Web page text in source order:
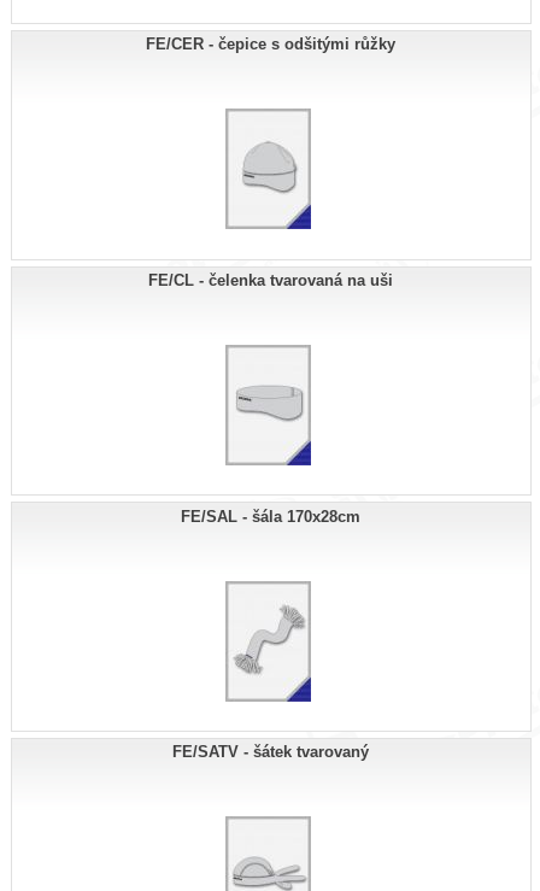
FE/CER - čepice s odšitými růžky
FE/CL - čelenka tvarovaná na uši
FE/SAL - šála 170x28cm
FE/SATV - šátek tvarovaný